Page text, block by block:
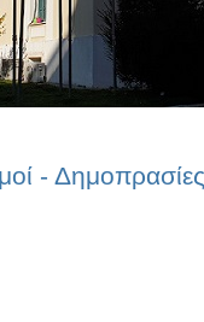
- Δημοπρασίες